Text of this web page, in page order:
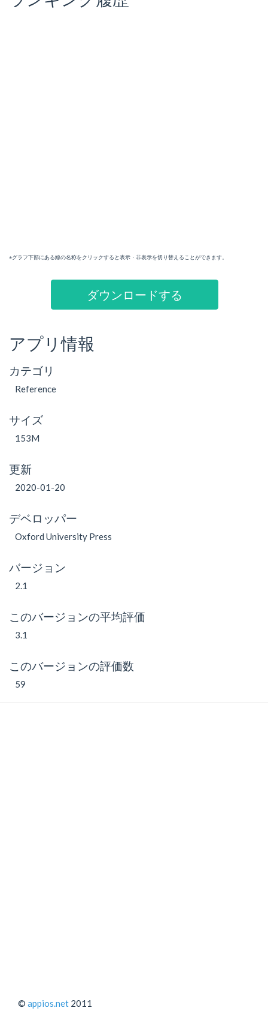
※グラフ下部にある線の名称をクリックすると表示・非表示を切り替えることができます。
ダウンロードする
アプリ情報
カテゴリ
Reference
サイズ
153M
更新
2020-01-20
デベロッパー
Oxford University Press
バージョン
2.1
このバージョンの平均評価
3.1
このバージョンの評価数
59
© appios.net 2011